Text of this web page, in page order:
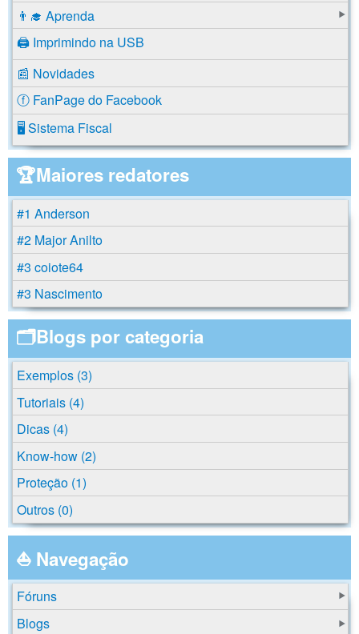
👨‍🎓 Aprenda
🖨️ Imprimindo na USB
📰 Novidades
ⓕ FanPage do Facebook
🖥️ Sistema Fiscal
🏆Maiores redatores
#1 Anderson
#2 Major Anilto
#3 coiote64
#3 Nascimento
🗂️Blogs por categoria
Exemplos (3)
Tutoriais (4)
Dicas (4)
Know-how (2)
Proteção (1)
Outros (0)
⛵ Navegação
Fóruns
Blogs